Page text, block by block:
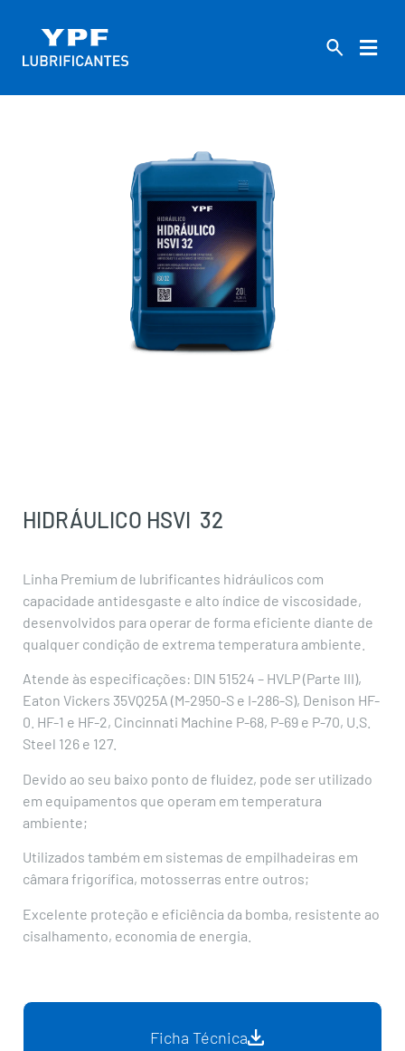
HOME INDUSTRIAIS 32
HIDRÁULICO HSVI 32
Linha Premium de lubrificantes hidráulicos com
capacidade antidesgaste e alto índice de viscosidade,
desenvolvidos para operar de forma eficiente diante de
qualquer condição de extrema temperatura ambiente.
Atende às especificações: DIN 51524 – HVLP (Parte III),
Eaton Vickers 35VQ25A (M-2950-S e I-286-S), Denison HF-
0. HF-1 e HF-2, Cincinnati Machine P-68, P-69 e P-70, U.S.
Steel 126 e 127.
Devido ao seu baixo ponto de fluidez, pode ser utilizado
em equipamentos que operam em temperatura
ambiente;
Utilizados também em sistemas de empilhadeiras em
câmara frigorífica, motosserras entre outros;
Excelente proteção e eficiência da bomba, resistente ao
cisalhamento, economia de energia.
Ficha Técnica